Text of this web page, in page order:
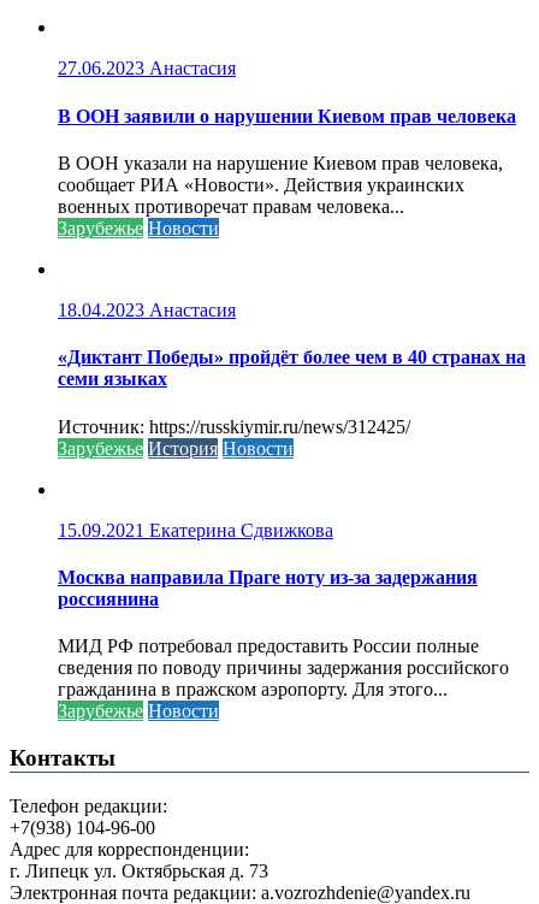
27.06.2023 Анастасия
В ООН заявили о нарушении Киевом прав человека
В ООН указали на нарушение Киевом прав человека,
сообщает РИА «Новости». Действия украинских
военных противоречат правам человека...
Зарубежье Новости
18.04.2023 Анастасия
«Диктант Победы» пройдёт более чем в 40 странах на
семи языках
Источник: https://russkiymir.ru/news/312425/
Зарубежье История Новости
15.09.2021 Екатерина Сдвижкова
Москва направила Праге ноту из-за задержания
россиянина
МИД РФ потребовал предоставить России полные
сведения по поводу причины задержания российского
гражданина в пражском аэропорту. Для этого...
Зарубежье Новости
Контакты
Телефон редакции:
+7(938) 104-96-00
Адрес для корреспонденции:
г. Липецк ул. Октябрьская д. 73
Электронная почта редакции: a.vozrozhdenie@yandex.ru